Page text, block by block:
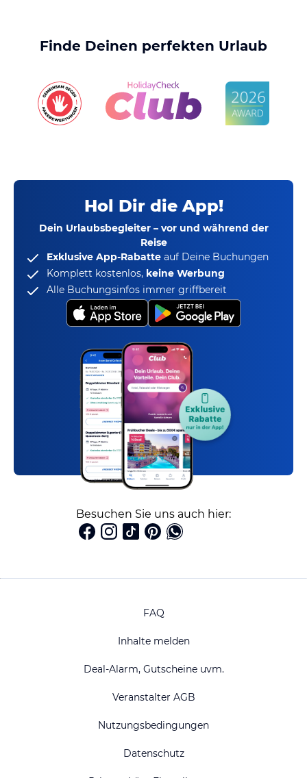
Finde Deinen perfekten Urlaub
Hol Dir die App!
Dein Urlaubsbegleiter – vor und während der
Reise
Exklusive App-Rabatte auf Deine Buchungen
Komplett kostenlos, keine Werbung
Alle Buchungsinfos immer griffbereit
Besuchen Sie uns auch hier:
FAQ
Inhalte melden
Deal-Alarm, Gutscheine uvm.
Veranstalter AGB
Nutzungsbedingungen
Datenschutz